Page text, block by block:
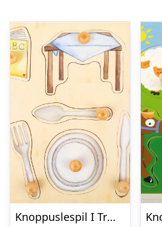
Knoppuslespil I Træ – Hverdags Ting – 10 Brikker – Small Foot